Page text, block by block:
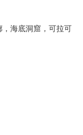
海底洞窟，可拉可